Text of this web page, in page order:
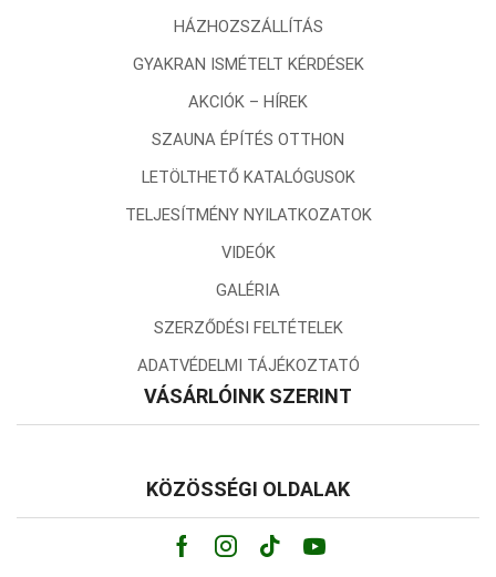
HÁZHOZSZÁLLÍTÁS
GYAKRAN ISMÉTELT KÉRDÉSEK
AKCIÓK – HÍREK
SZAUNA ÉPÍTÉS OTTHON
LETÖLTHETŐ KATALÓGUSOK
TELJESÍTMÉNY NYILATKOZATOK
VIDEÓK
GALÉRIA
SZERZŐDÉSI FELTÉTELEK
ADATVÉDELMI TÁJÉKOZTATÓ
VÁSÁRLÓINK SZERINT
KÖZÖSSÉGI OLDALAK
Facebook
Instagram
Tik- Youtube